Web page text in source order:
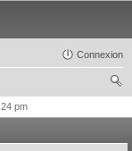
Connexion
ch
pm